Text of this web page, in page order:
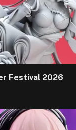
Festival 2026